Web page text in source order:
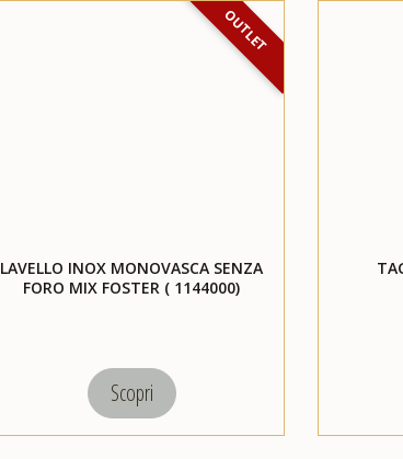
OUTLET
LAVELLO INOX MONOVASCA SENZA
FORO MIX FOSTER ( 1144000)
Scopri